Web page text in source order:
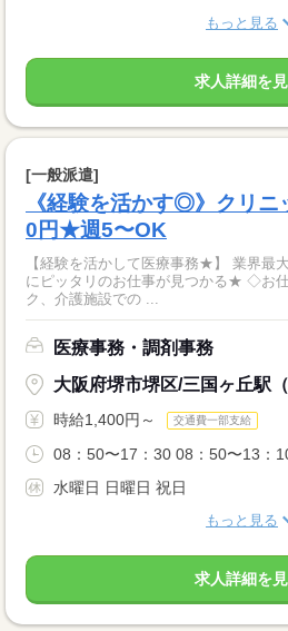
もっと見る
求人詳細を
[一般派遣]
《経験を活かす◎》クリ
0円★週5〜OK
【経験を活かして医療事務★】 業界最
にピッタリのお仕事が見つかる★ ◇お仕事内容◇ 病院やクリニッ
ク、介護施設での ...
医療事務・調剤事務
大阪府堺市堺区/三国ヶ丘駅（
時給1,400円～ 交通費一部支給
08：50〜17：30 08：50〜13：
水曜日 日曜日 祝日
もっと見る
求人詳細を